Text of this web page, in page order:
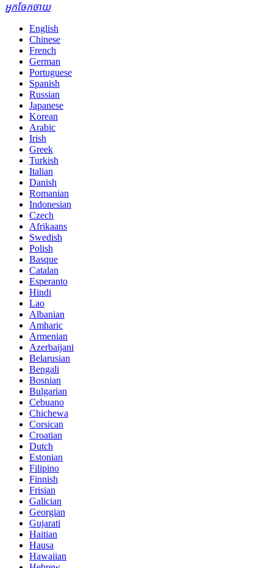
អ្នកចែកចាយ
English
Chinese
French
German
Portuguese
Spanish
Russian
Japanese
Korean
Arabic
Irish
Greek
Turkish
Italian
Danish
Romanian
Indonesian
Czech
Afrikaans
Swedish
Polish
Basque
Catalan
Esperanto
Hindi
Lao
Albanian
Amharic
Armenian
Azerbaijani
Belarusian
Bengali
Bosnian
Bulgarian
Cebuano
Chichewa
Corsican
Croatian
Dutch
Estonian
Filipino
Finnish
Frisian
Galician
Georgian
Gujarati
Haitian
Hausa
Hawaiian